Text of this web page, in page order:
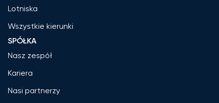
Lotniska
Wszystkie kierunki
SPÓŁKA
Nasz zespół
Kariera
Nasi partnerzy